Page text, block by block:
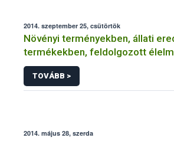
2014. szeptember 25, csütörtök
Növényi terményekben, állati
termékekben, feldolgozott
TOVÁBB >
2014. május 28, szerda